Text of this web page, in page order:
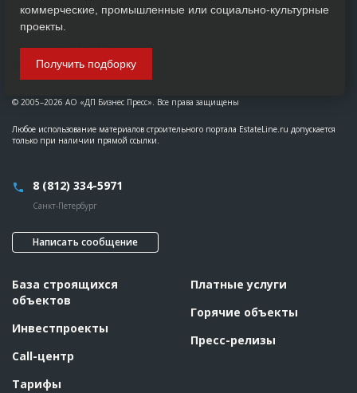
© 2005–2026 АО «ДП Бизнес Пресс». Все права защищены
Любое использование материалов строительного портала EstateLine.ru допускается
только при наличии прямой ссылки.
8 (812) 334-5971
Санкт-Петербург
Написать сообщение
База строящихся
объектов
Инвестпроекты
Call-центр
Тарифы
Платные услуги
Горячие объекты
Пресс-релизы
коммерческие, промышленные или социально-культурные
проекты.
Получить подборку